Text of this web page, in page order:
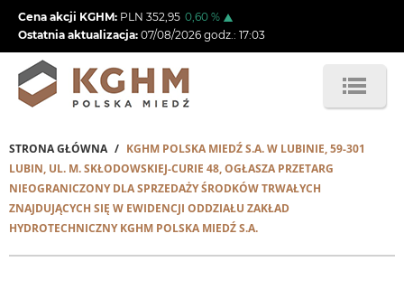
Przejdź
treści
Cena akcji KGHM: PLN 352,95 0,60 %
Ostatnia aktualizacja: 07/08/2026 godz.: 17:03
Ścieżka
nawigacyjna
STRONA GŁÓWNA
KGHM POLSKA MIEDŹ S.A. W LUBINIE, 59-301
LUBIN, UL. M. SKŁODOWSKIEJ-CURIE 48, OGŁASZA PRZETARG
NIEOGRANICZONY DLA SPRZEDAŻY ŚRODKÓW TRWAŁYCH
ZNAJDUJĄCYCH SIĘ W EWIDENCJI ODDZIAŁU ZAKŁAD
HYDROTECHNICZNY KGHM POLSKA MIEDŹ S.A.